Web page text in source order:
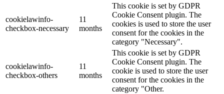
cookielawinfo-
checkbox-necessary
11
months
This cookie is set by GDPR
Cookie Consent plugin. The
cookies is used to store the user
consent for the cookies in the
category "Necessary".
cookielawinfo-
checkbox-others
11
months
This cookie is set by GDPR
Cookie Consent plugin. The
cookie is used to store the user
consent for the cookies in the
category "Other.